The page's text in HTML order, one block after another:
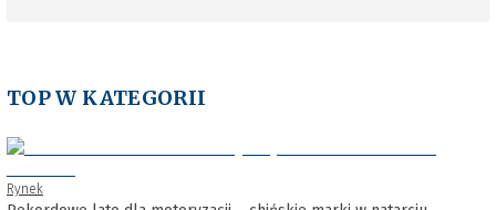
TOP W KATEGORII
Rynek